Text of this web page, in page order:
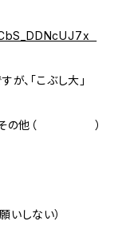
、「こぶし大」
管、その他（ ）
いしない）